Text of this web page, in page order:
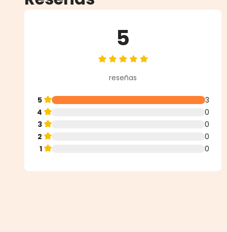
5
Calificación promedio de 5 de 5
reseñas
5
3
4
0
3
0
2
0
1
0